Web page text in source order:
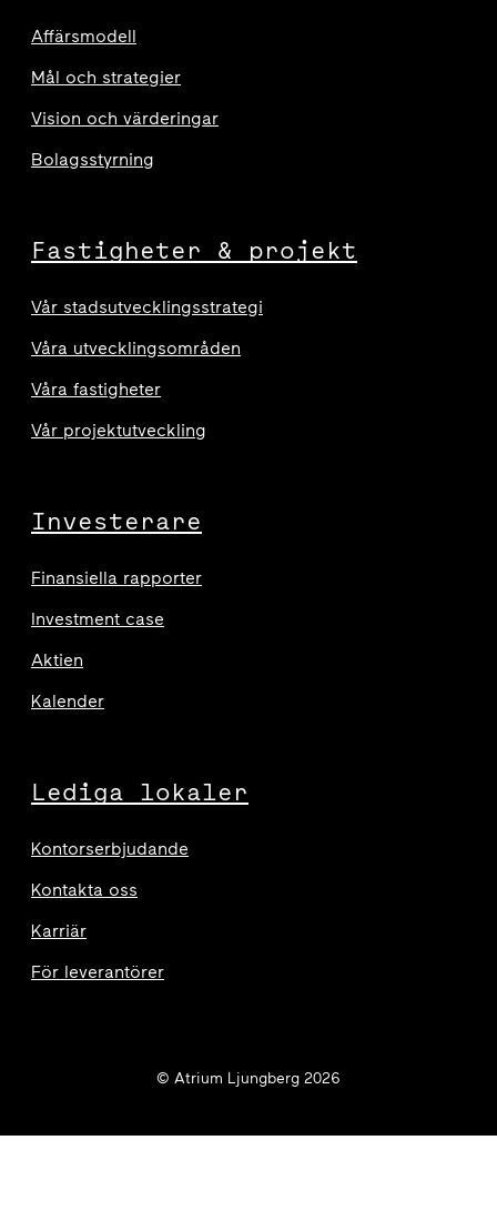
Affärsmodell
Mål och strategier
Vision och värderingar
Bolagsstyrning
Fastigheter & projekt
Vår stadsutvecklingsstrategi
Våra utvecklingsområden
Våra fastigheter
Vår projektutveckling
Investerare
Finansiella rapporter
Investment case
Aktien
Kalender
Lediga lokaler
Kontorserbjudande
Kontakta oss
Karriär
För leverantörer
© Atrium Ljungberg 2026